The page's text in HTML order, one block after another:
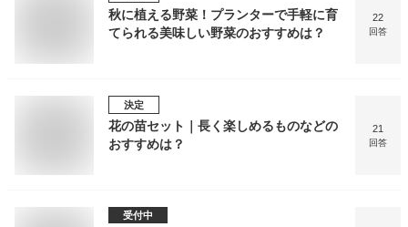
秋に植える野菜！プランターで手軽に育
てられる美味しい野菜のおすすめは？
22
回答
決定
花の苗セット｜長く楽しめるものなどの
おすすめは？
21
回答
受付中